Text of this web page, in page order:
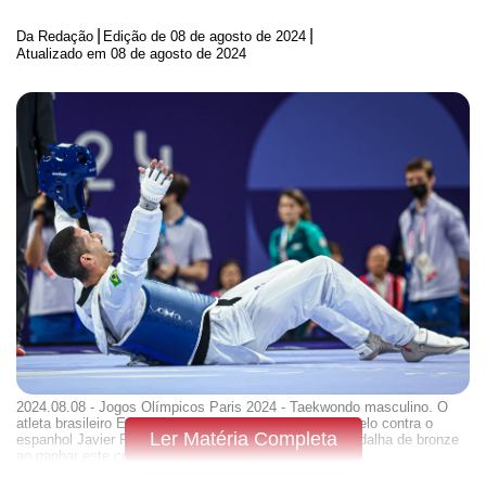
Da Redação Edição de 08 de agosto de 2024
Atualizado em 08 de agosto de 2024
2024.08.08 - Jogos Olímpicos Paris 2024 - Taekwondo masculino. O
atleta brasileiro Edival Pontes, o Netinho (azul), em duelo contra o
espanhol Javier Pérez Polo. O brasileiro garantiu a medalha de bronze
ao ganhar este confronto. Foto: Wander Roberto/COB
Ler Matéria Completa